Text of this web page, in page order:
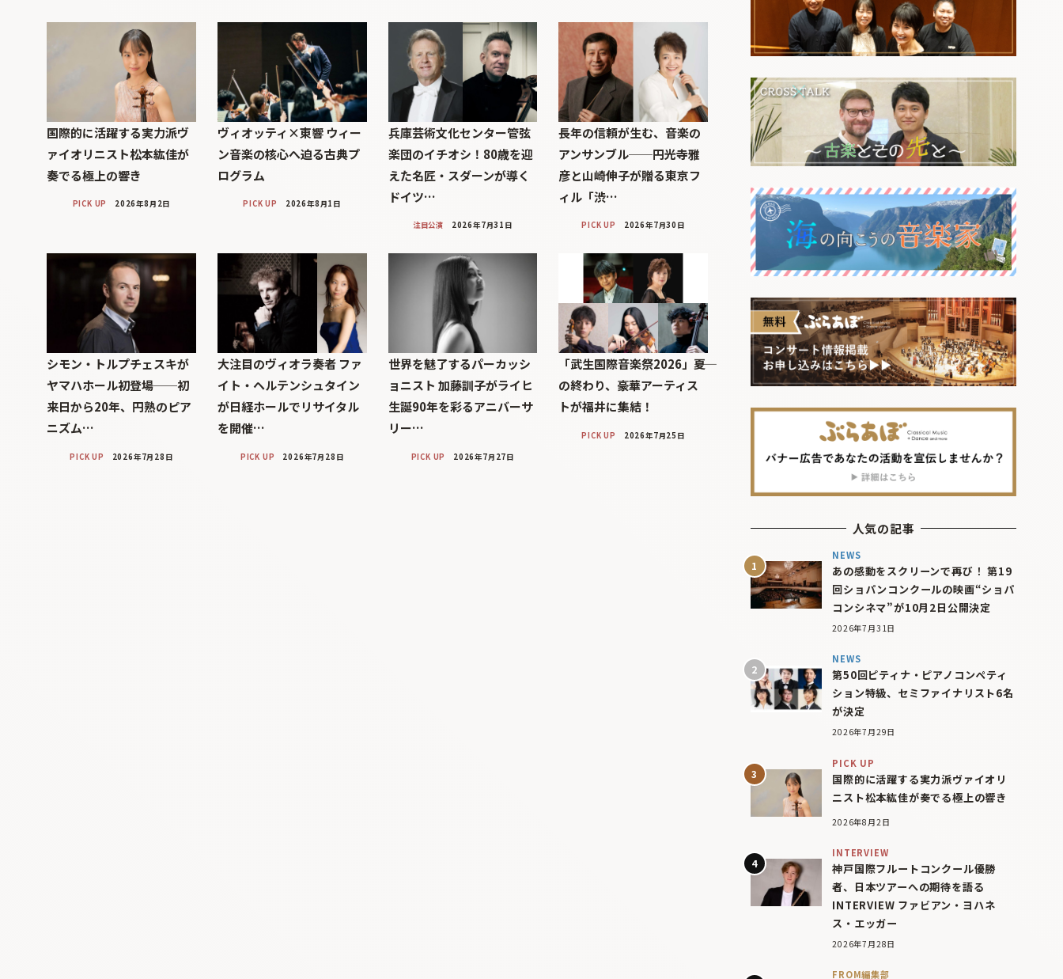
国際的に活躍する実力派ヴ
ァイオリニスト松本紘佳が
奏でる極上の響き
PICK UP 2026年8月2日
ヴィオッティ×東響 ウィー
ン音楽の核心へ迫る古典プ
ログラム
PICK UP 2026年8月1日
兵庫芸術文化センター管弦
楽団のイチオシ！80歳を迎
えた名匠・スダーンが導く
ドイツ…
注目公演 2026年7月31日
長年の信頼が生む、音楽の
アンサンブル──円光寺雅
彦と山崎伸子が贈る東京フ
ィル「渋…
PICK UP 2026年7月30日
シモン・トルプチェスキが
ヤマハホール初登場──初
来日から20年、円熟のピア
ニズム…
PICK UP 2026年7月28日
大注目のヴィオラ奏者 ファ
イト・ヘルテンシュタイン
が日経ホールでリサイタル
を開催…
PICK UP 2026年7月28日
世界を魅了するパーカッシ
ョニスト 加藤訓子がライヒ
生誕90年を彩るアニバーサ
リー…
PICK UP 2026年7月27日
「武生国際音楽祭2026」――夏
の終わり、豪華アーティス
トが福井に集結！
PICK UP 2026年7月25日
人気の記事
NEWS
あの感動をスクリーンで再び！ 第19
回ショパンコンクールの映画“ショパ
コンシネマ”が10月2日公開決定
2026年7月31日
NEWS
第50回ピティナ・ピアノコンペティ
ション特級、セミファイナリスト6名
が決定
2026年7月29日
PICK UP
国際的に活躍する実力派ヴァイオリ
ニスト松本紘佳が奏でる極上の響き
2026年8月2日
INTERVIEW
神戸国際フルートコンクール優勝
者、日本ツアーへの期待を語る
INTERVIEW ファビアン・ヨハネ
ス・エッガー
2026年7月28日
FROM編集部